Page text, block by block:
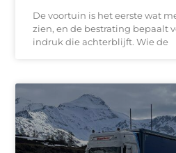
De voortuin is het eerste wat
zien, en de bestrating bepaalt
indruk die achterblijft. Wie de